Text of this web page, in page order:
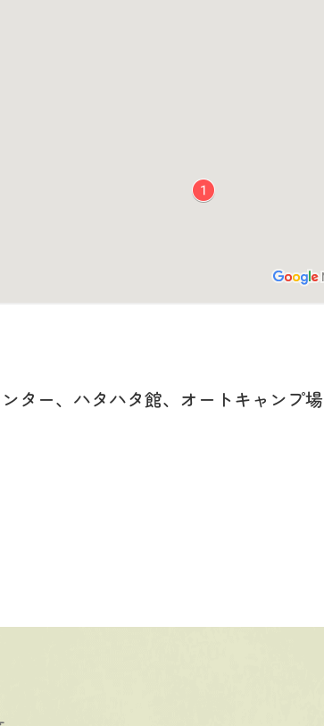
ター、ハタハタ館、オートキャンプ場